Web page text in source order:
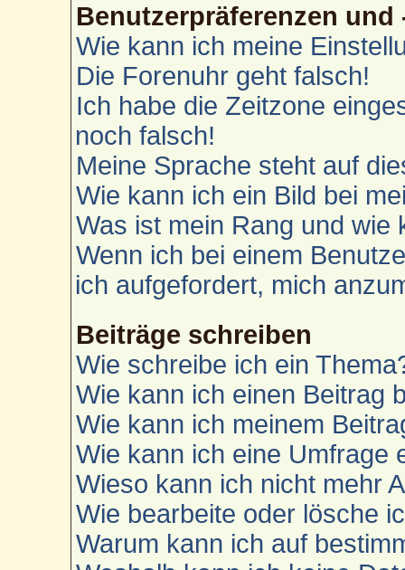
Benutzerpräferenzen
Wie kann ich meine
Die Forenuhr geht falsch!
Ich habe die Zeitzone
noch falsch!
Meine Sprache steht auf
Wie kann ich ein Bild bei
Was ist mein Rang und wie
Wenn ich bei einem
ich aufgefordert, mich
Beiträge schreiben
Wie schreibe ich ein
Wie kann ich einen Beitrag
Wie kann ich meinem
Wie kann ich eine Umfrage
Wieso kann ich nicht mehr
Wie bearbeite oder lösche
Warum kann ich auf